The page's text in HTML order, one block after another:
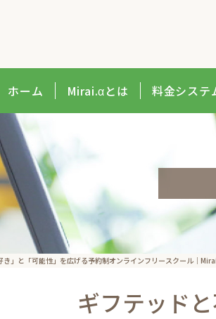
ホーム Mirai.αとは 料金システ
き」と​「可能性」を​広げる予約制オンラインフリースクール｜
ギフテッド